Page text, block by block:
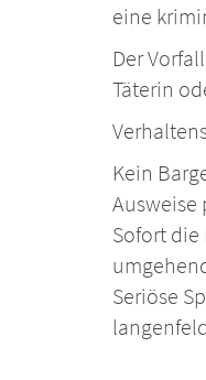
eine
Der
Täterin
Kein
Ausweise
Sofort
Seriöse